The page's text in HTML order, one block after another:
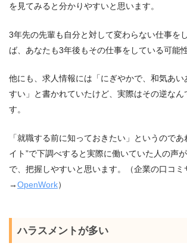
を見てみると分かりやすいと思います。
3年先の先輩も自分と対して変わらない仕事を
ば、あなたも3年後もその仕事をしている可能
他にも、求人情報には「にぎやかで、和気あい
すい」と書かれていたけど、実際はその逆なん
す。
「就職する前に知っておきたい」というので
イト”で下調べすると実際に働いていた人の声
で、把握しやすいと思います。（企業の口コミ
→OpenWork）
ハラスメントが多い